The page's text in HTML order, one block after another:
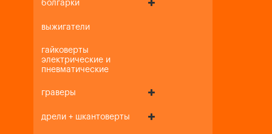
болгарки
выжигатели
гайковерты
электрические и
пневматические
граверы
дрели + шкантоверты